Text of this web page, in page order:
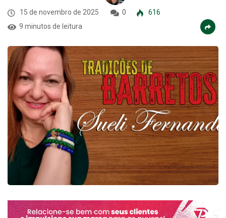
15 de novembro de 2025 0
616
9 minutos de leitura